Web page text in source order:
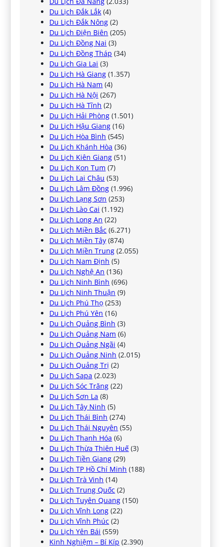
Du Lịch Đắk Lắk (4)
Du Lịch Đắk Nông (2)
Du Lịch Điện Biên (205)
Du Lịch Đồng Nai (3)
Du Lịch Đồng Tháp (34)
Du Lịch Gia Lai (3)
Du Lịch Hà Giang (1.357)
Du Lịch Hà Nam (4)
Du Lịch Hà Nội (267)
Du Lịch Hà Tĩnh (2)
Du Lịch Hải Phòng (1.501)
Du Lịch Hậu Giang (16)
Du Lịch Hòa Bình (545)
Du Lịch Khánh Hòa (36)
Du Lịch Kiên Giang (51)
Du Lịch Kon Tum (7)
Du Lịch Lai Châu (53)
Du Lịch Lâm Đồng (1.996)
Du Lịch Lạng Sơn (253)
Du Lịch Lào Cai (1.192)
Du Lịch Long An (22)
Du Lịch Miền Bắc (6.271)
Du Lịch Miền Tây (874)
Du Lịch Miền Trung (2.055)
Du Lịch Nam Định (5)
Du Lịch Nghệ An (136)
Du Lịch Ninh Bình (696)
Du Lịch Ninh Thuận (9)
Du Lịch Phú Thọ (253)
Du Lịch Phú Yên (16)
Du Lịch Quảng Bình (3)
Du Lịch Quảng Nam (6)
Du Lịch Quảng Ngãi (4)
Du Lịch Quảng Ninh (2.015)
Du Lịch Quảng Trị (2)
Du Lịch Sapa (2.023)
Du Lịch Sóc Trăng (22)
Du Lịch Sơn La (8)
Du Lịch Tây Ninh (5)
Du Lịch Thái Bình (274)
Du Lịch Thái Nguyên (55)
Du Lịch Thanh Hóa (6)
Du Lịch Thừa Thiên Huế (3)
Du Lịch Tiền Giang (29)
Du Lịch TP Hồ Chí Minh (188)
Du Lịch Trà Vinh (14)
Du Lịch Trung Quốc (2)
Du Lịch Tuyên Quang (150)
Du Lịch Vĩnh Long (22)
Du Lịch Vĩnh Phúc (2)
Du Lịch Yên Bái (559)
Kinh Nghiệm – Bí Kíp (2.390)